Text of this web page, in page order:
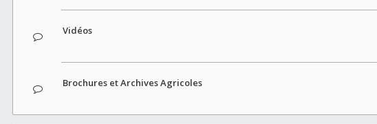
Vidéos
Brochures et Archives Agricoles